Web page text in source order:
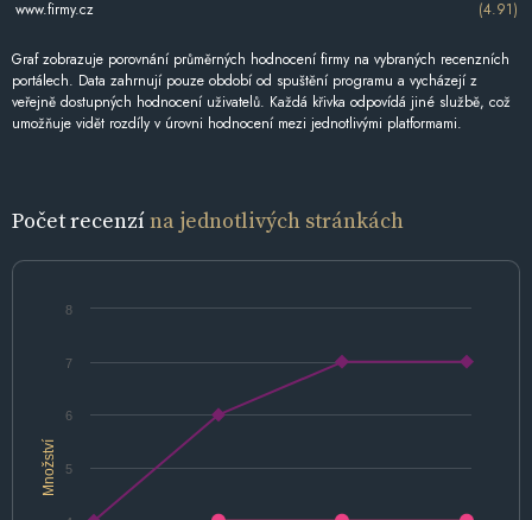
www.firmy.cz (4.91)
Graf zobrazuje porovnání průměrných hodnocení firmy na vybraných recenzních
portálech. Data zahrnují pouze období od spuštění programu a vycházejí z
veřejně dostupných hodnocení uživatelů. Každá křivka odpovídá jiné službě, což
umožňuje vidět rozdíly v úrovni hodnocení mezi jednotlivými platformami.
Počet recenzína jednotlivých stránkách
Množství 5
6
7
8